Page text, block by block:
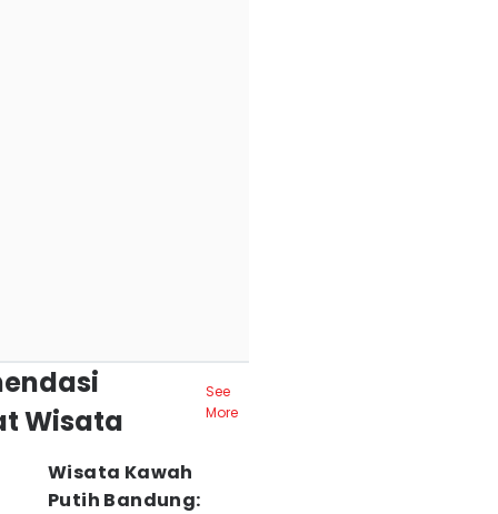
Wisata
See
More
Wisata Kawah
Putih Bandung: